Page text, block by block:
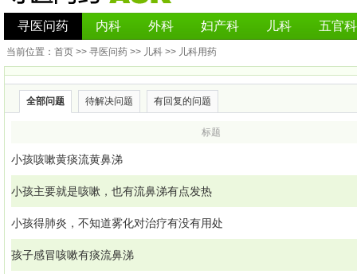
寻医问药 内科 外科 妇产科 儿科 五官科
当前位置： 首页 >> 寻医问药 >> 儿科 >> 儿科用药
全部问题 待解决问题 有回复的问题
标题
小孩咳嗽黄痰流黄鼻涕
小孩主要就是咳嗽，也有流鼻涕有点发热
小孩得肺炎，不知道雾化对治疗有没有用处
孩子感冒咳嗽有痰流鼻涕